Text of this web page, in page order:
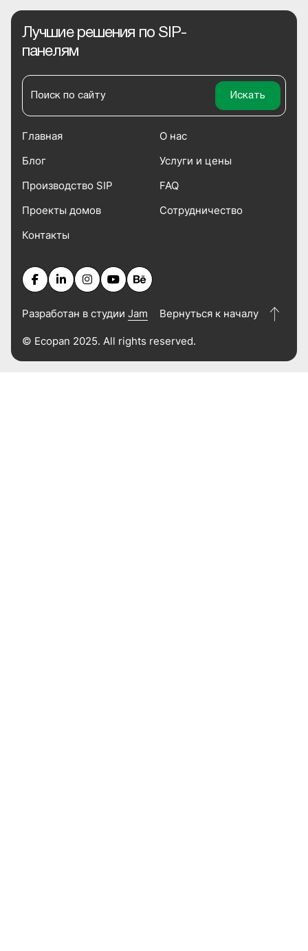
Лучшие решения по SIP-
панелям
Главная
О нас
Блог
Услуги и цены
Производство SIP
FAQ
Проекты домов
Сотрудничество
Контакты
Разработан в студии Jam Вернуться к началу
© Ecopan 2025. All rights reserved.